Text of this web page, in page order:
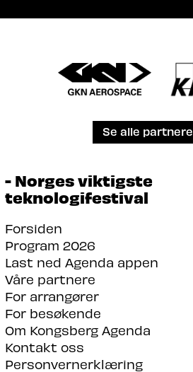
Se alle partnere
- Norges viktigste
teknologifestival
Forsiden
Program 2026
Last ned Agenda appen
Våre partnere
For arrangører
For besøkende
Om Kongsberg Agenda
Kontakt oss
Personvernerklæring